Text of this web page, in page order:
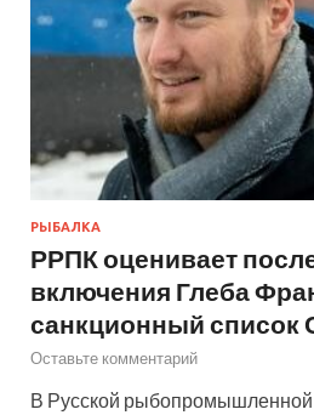
РЫБАЛКА
РРПК оценивает
включения Глеба
санкционный
Оставьте комментарий
В Русской